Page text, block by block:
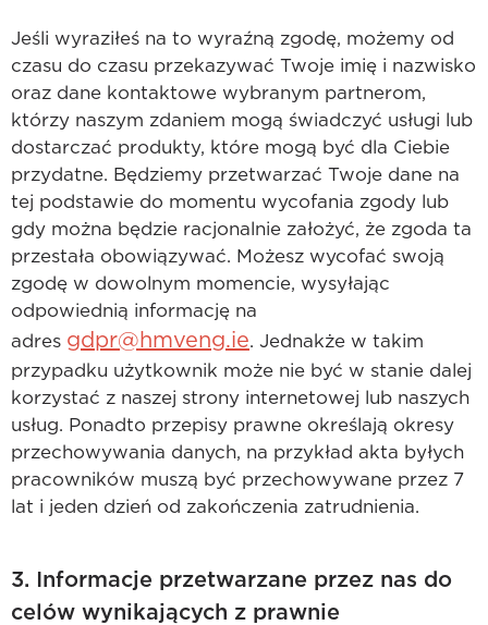
Jeśli wyraziłeś na to wyraźną zgodę, możemy od
czasu do czasu przekazywać Twoje imię i nazwisko
oraz dane kontaktowe wybranym partnerom,
którzy naszym zdaniem mogą świadczyć usługi lub
dostarczać produkty, które mogą być dla Ciebie
przydatne. Będziemy przetwarzać Twoje dane na
tej podstawie do momentu wycofania zgody lub
gdy można będzie racjonalnie założyć, że zgoda ta
przestała obowiązywać. Możesz wycofać swoją
zgodę w dowolnym momencie, wysyłając
odpowiednią informację na
adres gdpr@hmveng.ie. Jednakże w takim
przypadku użytkownik może nie być w stanie dalej
korzystać z naszej strony internetowej lub naszych
usług. Ponadto przepisy prawne określają okresy
przechowywania danych, na przykład akta byłych
pracowników muszą być przechowywane przez 7
lat i jeden dzień od zakończenia zatrudnienia.
3. Informacje przetwarzane przez nas do
celów wynikających z prawnie